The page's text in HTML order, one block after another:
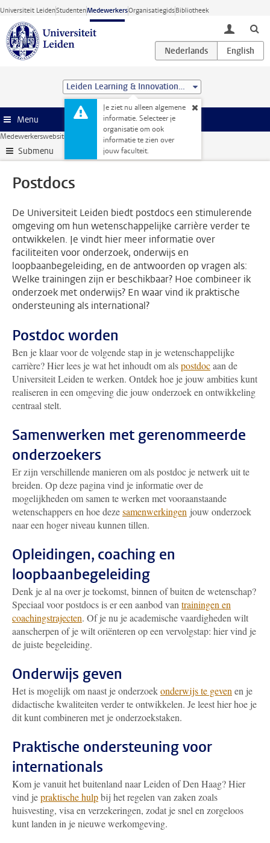
Ga direct naar de inhoud
Universiteit LeidenStudentenMedewerkersOrganisatiegidsBibliotheek
toggle
Leiden Learning & Innovation Centre
Je ziet nu alleen algemene
informatie. Selecteer je
organisatie om ook
informatie te zien over
jouw faculteit.
Menu
Medewerkerswebsite Onderzoek Postdocs
Submenu
Postdocs
De Universiteit Leiden biedt postdocs een stimulerende
omgeving om hun wetenschappelijke carrière verder te
ontwikkelen. Je vindt hier meer informatie over
faciliteiten voor onderzoek, onderwijs en
loopbaanbegeleiding, en de antwoorden op vragen als:
Welke trainingen zijn er beschikbaar? Hoe combineer ik
onderzoek met onderwijs? En waar vind ik praktische
ondersteuning als international?
Postdoc worden
Ben je klaar voor de volgende stap in je wetenschappelijke
carrière? Hier lees je wat het inhoudt om alspostdocaan de
Universiteit Leiden te werken. Ontdek hoe je jouw ambities kunt
realiseren in een omgeving die jouw onderzoek en ontwikkeling
centraal stelt.
Samenwerken met gerenommeerde
onderzoekers
Er zijn verschillende manieren om als postdoc je netwerk uit te
breiden. Op deze pagina vind je informatie over de
mogelijkheden om samen te werken met vooraanstaande
wetenschappers en hoe dezesamenwerkingen jouw onderzoek
naar een hoger niveau kunnen tillen.
Opleidingen, coaching en
loopbaanbegeleiding
Denk je al na over je toekomst, binnen of buiten de wetenschap?
Speciaal voor postdocs is er een aanbod van trainingen en
coachingstrajecten. Of je nu je academische vaardigheden wilt
aanscherpen of je wilt oriënteren op een vervolgstap: hier vind je
de juiste begeleiding.
Onderwijs geven
Het is mogelijk om naast je onderzoekonderwijs te geven en je
didactische kwaliteiten verder te ontwikkelen. Je leest hier hoe je
dit kunt combineren met je onderzoekstaken.
Praktische ondersteuning voor
internationals
Kom je vanuit het buitenland naar Leiden of Den Haag? Hier
vind jepraktische hulpbij het regelen van zaken zoals
huisvesting, visa en verzekeringen, zodat je snel en zorgeloos
kunt landen in je nieuwe werkomgeving.